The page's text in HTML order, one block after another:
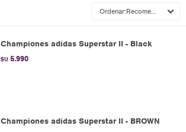
Recomendados
Championes adidas Superstar II - Black
$U 5.990
Championes adidas Superstar II - BROWN